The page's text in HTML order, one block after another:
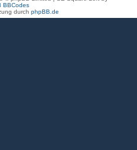
BBCodes
durch phpBB.de